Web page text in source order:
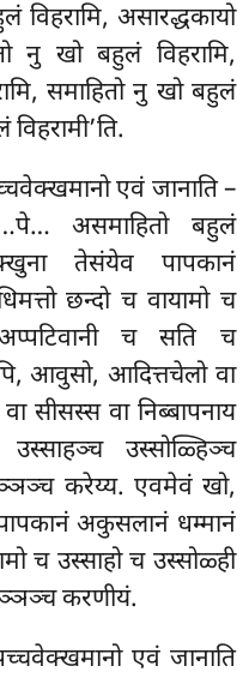
विहरामि, असारद्धकायो
नु खो बहुलं विहरामि,
समाहितो नु खो बहुलं
एवं जानाति –
असमाहितो बहुलं
तेसंयेव पापकानं
छन्दो च वायामो च
च सति च
आवुसो, आदित्तचेलो वा
सीसस्स वा निब्बापनाय
उस्सोळ्हिञ्च
करेय्य. एवमेवं खो,
अकुसलानं धम्मानं
च उस्साहो च उस्सोळ्ही
करणीयं.
एवं जानाति